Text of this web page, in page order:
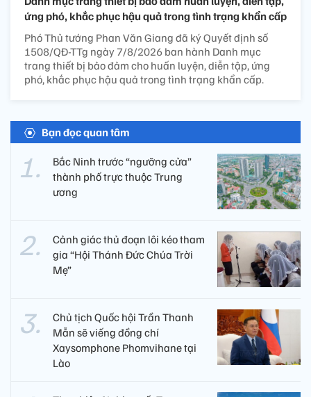
ứng phó, khắc phục hậu quả trong tình trạng khẩn cấp
Phó Thủ tướng Phan Văn Giang đã ký Quyết định số
1508/QĐ-TTg ngày 7/8/2026 ban hành Danh mục
trang thiết bị bảo đảm cho huấn luyện, diễn tập, ứng
phó, khắc phục hậu quả trong tình trạng khẩn cấp.
Bạn đọc quan tâm
Bắc Ninh trước “ngưỡng cửa”
thành phố trực thuộc Trung
ương
Cảnh giác thủ đoạn lôi kéo tham
gia “Hội Thánh Đức Chúa Trời
Mẹ”
Chủ tịch Quốc hội Trần Thanh
Mẫn sẽ viếng đồng chí
Xaysomphone Phomvihane tại
Lào